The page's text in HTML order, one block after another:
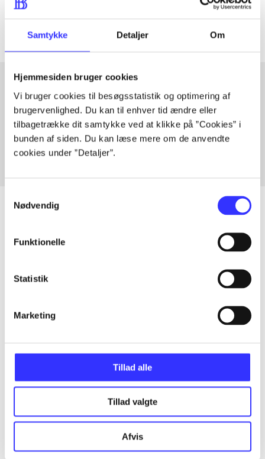
Samtykke Detaljer Om
Hjemmesiden bruger cookies
Vi bruger cookies til besøgsstatistik og optimering af
brugervenlighed. Du kan til enhver tid ændre eller
tilbagetrække dit samtykke ved at klikke på ”Cookies” i
bunden af siden. Du kan læse mere om de anvendte
cookies under ”Detaljer”.
Nødvendig
Funktionelle
Statistik
Marketing
Tillad alle
Tillad valgte
Afvis
Artiklerne i
Artikler med samme emner
Fra
Artikler